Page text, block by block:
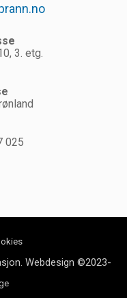
3. etg.
025
Webdesign ©2023-